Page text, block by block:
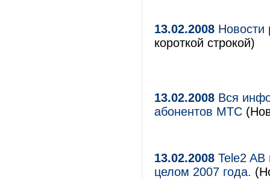
13.02.2008 Новости
короткой строкой)
13.02.2008 Вся
абонентов МТС
13.02.2008 Tele2 AB
целом 2007 года.